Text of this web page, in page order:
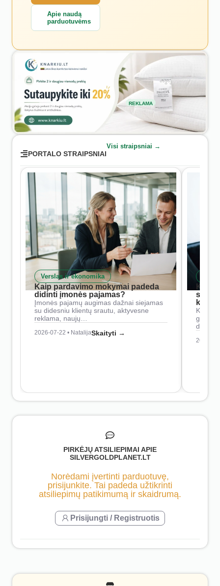
Apie naudą
parduotuvėms
REKLAMA
PORTALO STRAIPSNIAI
Visi straipsniai →
Verslas ir ekonomika
Kaip pardavimo mokymai padeda
didinti įmonės pajamas?
Įmonės pajamų augimas dažnai siejamas
su didesniu klientų srautu, aktyvesne
reklama, naujų…
2026-07-22 • NatalijaSkaityti →
Kaip
2026-
PIRKĖJŲ ATSILIEPIMAI APIE
SILVERGOLDPLANET.LT
Norėdami įvertinti parduotuvę,
prisijunkite. Tai padeda užtikrinti
atsiliepimų patikimumą ir skaidrumą.
Prisijungti / Registruotis